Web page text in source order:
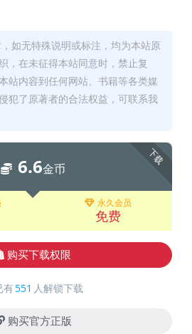
如无特殊说明或标注，均为本站原
，在未征得本站同意时，禁止复
站内容到任何网站、书籍等各类媒
犯了原著者的合法权益，可联系我
下载
6.6金币
永久会员
免费
购买下载权限
有551 人解锁下载
购买官方正版